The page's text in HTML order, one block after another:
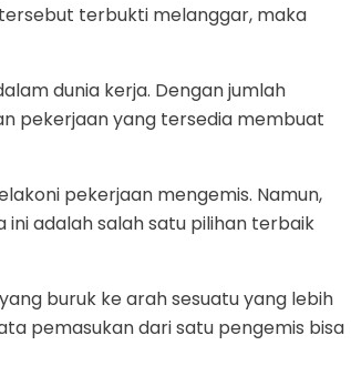
terbukti melanggar, maka
dunia kerja. Dengan jumlah
pekerjaan yang tersedia membuat
pekerjaan mengemis. Namun,
adalah salah satu pilihan terbaik
buruk ke arah sesuatu yang lebih
pemasukan dari satu pengemis bisa